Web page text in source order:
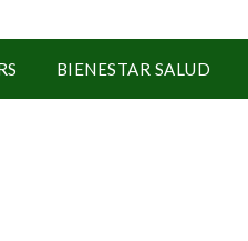
BIENESTAR SALUD